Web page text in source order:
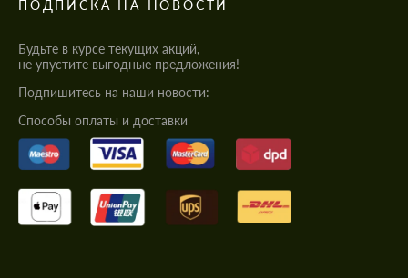
ПОДПИСКА НА НОВОСТИ
Будьте в курсе текущих акций,
не упустите выгодные предложения!
Подпишитесь на наши новости:
Cпособы оплаты и доставки